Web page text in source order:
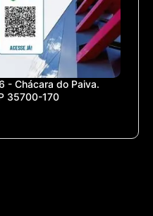
- Chácara do Paiva.
35700-170